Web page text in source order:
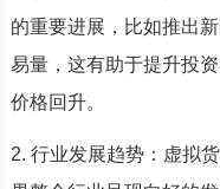
的重要进展，比如推出
易量，这有助于提升投
价格回升。
2. 行业发展趋势：虚拟